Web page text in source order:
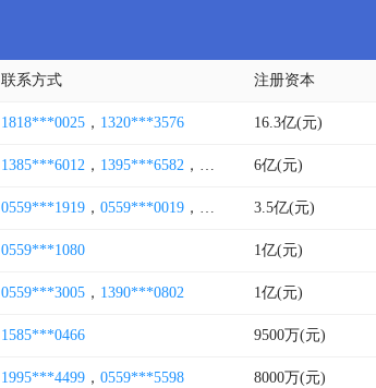
联系方式 注册资本
1818***0025 ， 1320***3576 16.3亿(元)
1385***6012 ， 1395***6582 ， 0559***7717，0559***8822
6亿(元)
0559***1919 ， 0559***0019 ， 0559***00383.5亿(元)
0559***1080 1亿(元)
0559***3005 ， 1390***0802 1亿(元)
1585***0466 9500万(元)
1995***4499 ， 0559***5598 8000万(元)